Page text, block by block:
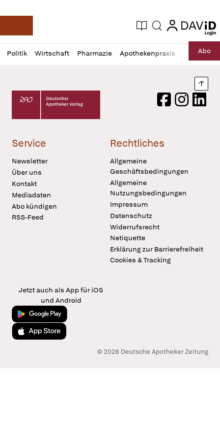
Deutsche Apotheker Zeitung
Aktuelle Ausgabe
Suche login
login
Politik Wirtschaft Pharmazie Apothekenpraxis RechtAbo
Profil
öffnen
Daz
Pur
Deutscher Apotheker Verlag Logo
FacebookInstagram
Service
Newsletter
Über uns
Kontakt
Mediadaten
Abo kündigen
RSS-Feed
Rechtliches
Allgemeine
Geschäftsbedingungen
Allgemeine
Nutzungsbedingungen
Impressum
Datenschutz
Widerrufsrecht
Netiquette
Erklärung zur Barrierefreiheit
Cookies & Tracking
Jetzt auch als App für iOS
und Android
Jetzt bei Google Play
Laden im App Store
© 2026 Deutsche Apotheker Zeitung